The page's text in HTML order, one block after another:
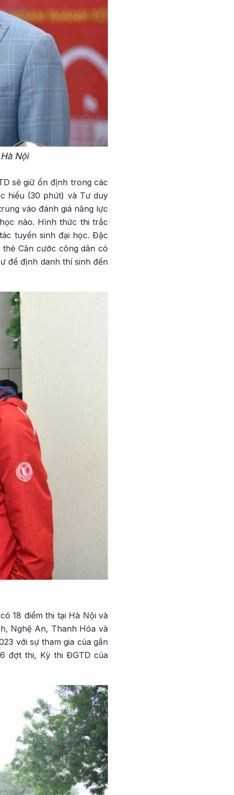
Nội
sẽ giữ ổn định trong các
hiểu (30 phút) và Tư duy
vào đánh giá năng lực
nào. Hình thức thi trắc
tuyển sinh đại học. Đặc
Căn cước công dân có
để định danh thí sinh đến
18 điểm thi tại Hà Nội và
Nghệ An, Thanh Hóa và
với sự tham gia của gần
đợt thi, Kỳ thi ĐGTD của